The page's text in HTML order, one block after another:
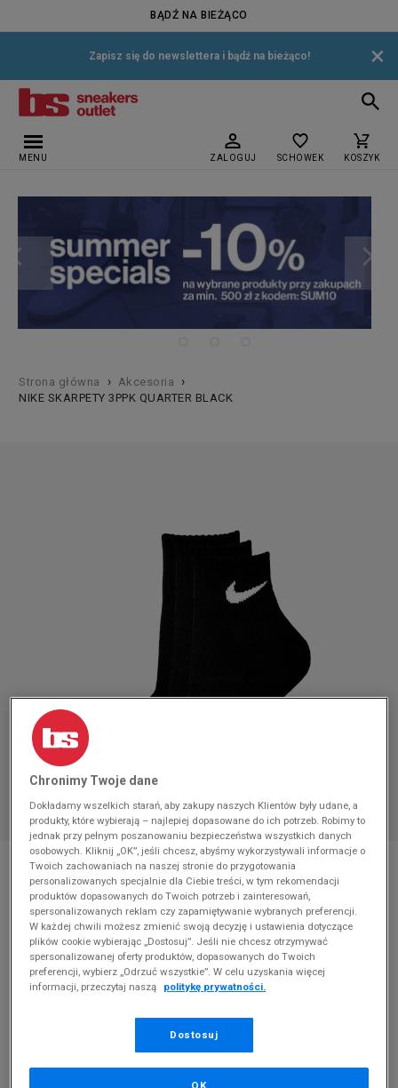
BĄDŹ NA BIEŻĄCO
Zapisz się do newslettera i bądź na bieżąco! ×
MENU ZALOGUJ SCHOWEK KOSZYK
Strona główna › Akcesoria ›
NIKE SKARPETY 3PPK QUARTER BLACK
* Zdjęcie poglądowe
NIKE SKARPETY 3PPK QUARTER BLACK
Produkt pochodzi z końcówek aktualnych kolekcji, ubiegłych
sezonów lub z ekspozycji.Szczegóły.
44,99 zł
PRODUKT NIEDOSTĘPNY
Jeśli artykuł będzie ponownie dostępny, otrzymasz od nas
Chronimy Twoje dane
Dokładamy wszelkich starań, aby zakupy naszych Klientów były udane, a
produkty, które wybierają – najlepiej dopasowane do ich potrzeb. Robimy to
jednak przy pełnym poszanowaniu bezpieczeństwa wszystkich danych
osobowych. Kliknij „OK”, jeśli chcesz, abyśmy wykorzystywali informacje o
Twoich zachowaniach na naszej stronie do przygotowania
personalizowanych specjalnie dla Ciebie treści, w tym rekomendacji
produktów dopasowanych do Twoich potrzeb i zainteresowań,
spersonalizowanych reklam czy zapamiętywanie wybranych preferencji.
W każdej chwili możesz zmienić swoją decyzję i ustawienia dotyczące
plików cookie wybierając „Dostosuj”. Jeśli nie chcesz otrzymywać
spersonalizowanej oferty produktów, dopasowanych do Twoich
preferencji, wybierz „Odrzuć wszystkie”. W celu uzyskania więcej
informacji, przeczytaj naszą
politykę prywatności.
Dostosuj
OK